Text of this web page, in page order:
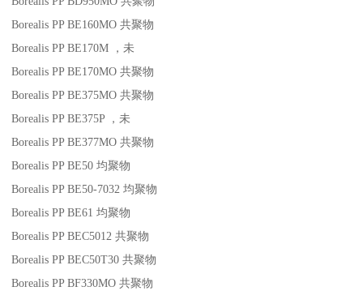
Borealis PP BE160MO 共聚物
Borealis PP BE170M
，未
Borealis PP BE170MO 共聚物
Borealis PP BE375MO 共聚物
Borealis PP BE375P
，未
Borealis PP BE377MO 共聚物
Borealis PP BE50 均聚物
Borealis PP BE50-7032 均聚物
Borealis PP BE61 均聚物
Borealis PP BEC5012 共聚物
Borealis PP BEC50T30 共聚物
Borealis PP BF330MO 共聚物